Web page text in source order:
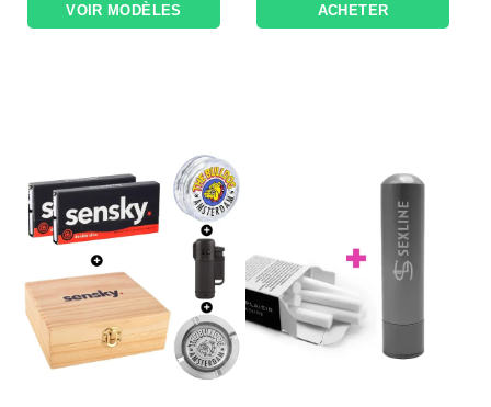
VOIR MODÈLES ACHETER